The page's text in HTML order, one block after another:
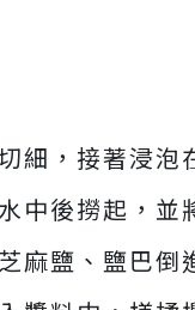
細，接著浸泡
中後撈起，並
麻鹽、鹽巴倒